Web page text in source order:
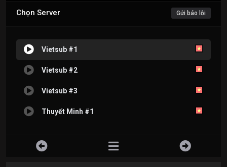
Chọn Server Gửi báo lỗi
Vietsub #1
Vietsub #2
Vietsub #3
Thuyết Minh #1